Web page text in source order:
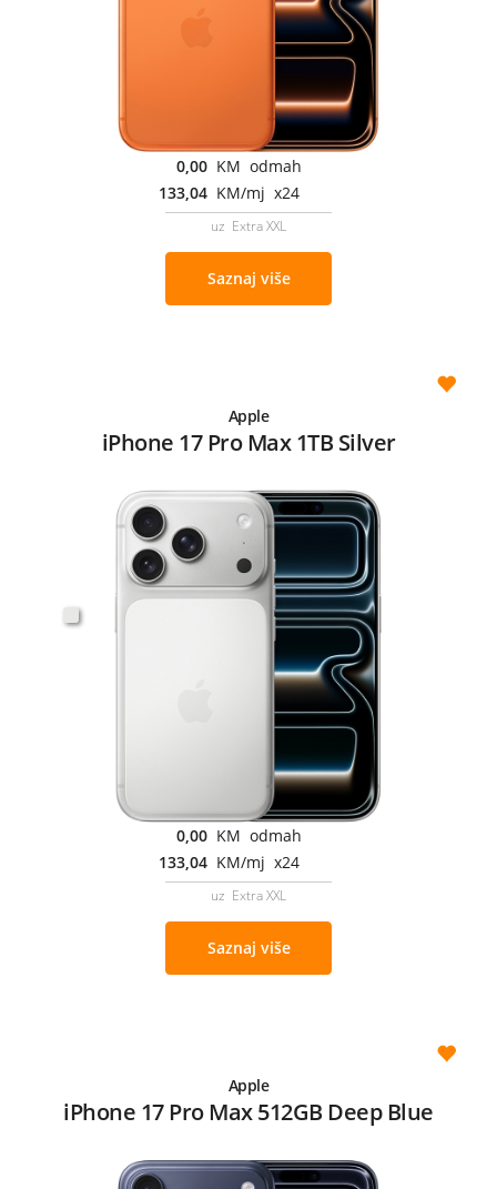
0,00 KM odmah
133,04 KM/mj x24
uz Extra XXL
Saznaj više
Apple
iPhone 17 Pro Max 1TB Silver
0,00 KM odmah
133,04 KM/mj x24
uz Extra XXL
Saznaj više
Apple
iPhone 17 Pro Max 512GB Deep Blue